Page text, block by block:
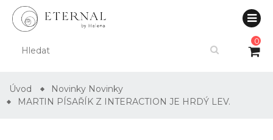
0
Úvod Novinky Novinky
MARTIN PÍSAŘÍK Z INTERACTION JE HRDÝ LEV.